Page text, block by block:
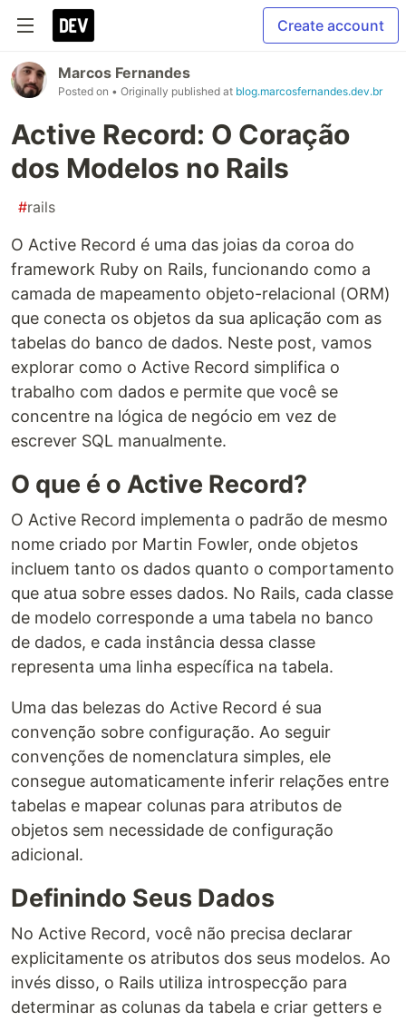
Create account
Marcos Fernandes
Posted on • Originally published at blog.marcosfernandes.dev.br
Active Record: O Coração
dos Modelos no Rails
#rails
O Active Record é uma das joias da coroa do
framework Ruby on Rails, funcionando como a
camada de mapeamento objeto-relacional (ORM)
que conecta os objetos da sua aplicação com as
tabelas do banco de dados. Neste post, vamos
explorar como o Active Record simplifica o
trabalho com dados e permite que você se
concentre na lógica de negócio em vez de
escrever SQL manualmente.
O que é o Active Record?
O Active Record implementa o padrão de mesmo
nome criado por Martin Fowler, onde objetos
incluem tanto os dados quanto o comportamento
que atua sobre esses dados. No Rails, cada classe
de modelo corresponde a uma tabela no banco
de dados, e cada instância dessa classe
representa uma linha específica na tabela.
Uma das belezas do Active Record é sua
convenção sobre configuração. Ao seguir
convenções de nomenclatura simples, ele
consegue automaticamente inferir relações entre
tabelas e mapear colunas para atributos de
objetos sem necessidade de configuração
adicional.
Definindo Seus Dados
No Active Record, você não precisa declarar
explicitamente os atributos dos seus modelos. Ao
invés disso, o Rails utiliza introspecção para
determinar as colunas da tabela e criar getters e